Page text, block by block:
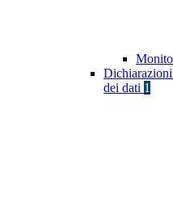
dei dati 1